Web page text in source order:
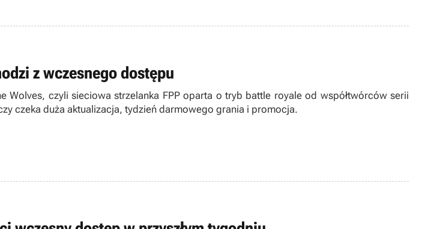
z wczesnego dostępu
Wolves, czyli sieciowa strzelanka FPP oparta o tryb battle royale od współtwórców serii
czeka duża aktualizacja, tydzień darmowego grania i promocja.